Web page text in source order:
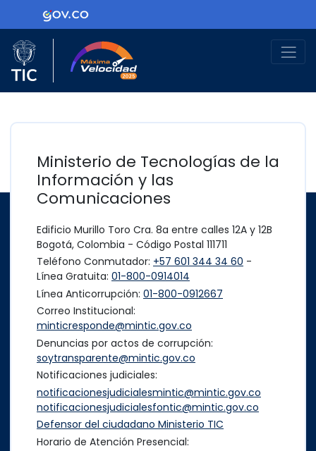
Ir al contenido principalLogo Gobierno de Colombia
Logo del Ministerio TIC
Ministerio de Tecnologías de la
Información y las
Comunicaciones
Edificio Murillo Toro Cra. 8a entre calles 12A y 12B
Bogotá, Colombia - Código Postal 111711
Teléfono Conmutador: +57 601 344 34 60 -
Línea Gratuita: 01-800-0914014
Línea Anticorrupción: 01-800-0912667
Correo Institucional:
minticresponde@mintic.gov.co
Denuncias por actos de corrupción:
soytransparente@mintic.gov.co
Notificaciones judiciales:
notificacionesjudicialesmintic@mintic.gov.co
notificacionesjudicialesfontic@mintic.gov.co
Defensor del ciudadano Ministerio TIC
Horario de Atención Presencial: